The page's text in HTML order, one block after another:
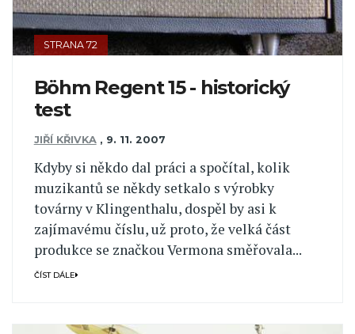
STRANA 72
Böhm Regent 15 - historický
test
JIŘÍ KŘIVKA , 9. 11. 2007
Kdyby si někdo dal práci a spočítal, kolik
muzikantů se někdy setkalo s výrobky
továrny v Klingenthalu, dospěl by asi k
zajímavému číslu, už proto, že velká část
produkce se značkou Vermona směřovala...
ČÍST DÁLE